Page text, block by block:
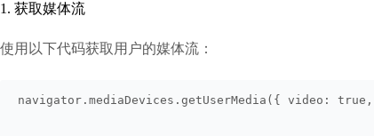
1. 获取媒体流
使用以下代码获取用户的媒体流：
navigator.mediaDevices.getUserMedia({ video: